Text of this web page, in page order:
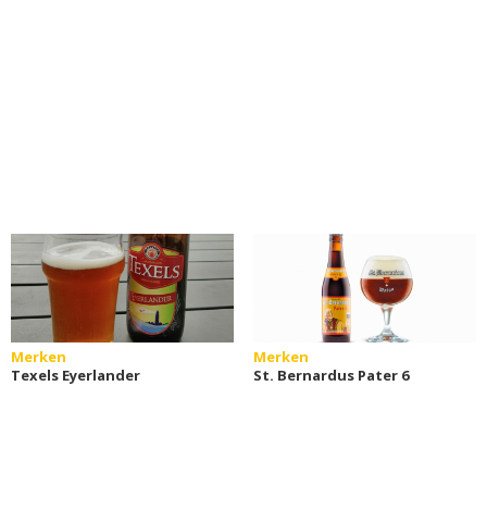
Merken
Texels Eyerlander
Merken
St. Bernardus Pater 6